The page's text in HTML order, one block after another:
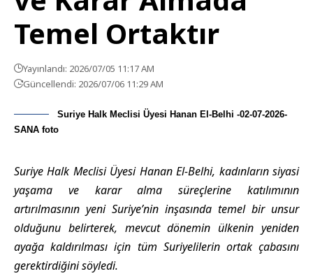
Temel Ortaktır
Yayınlandı: 2026/07/05 11:17 AM
Güncellendi: 2026/07/06 11:29 AM
Suriye Halk Meclisi Üyesi Hanan El-Belhi -02-07-2026-
SANA foto
Suriye Halk Meclisi Üyesi Hanan El-Belhi, kadınların siyasi
yaşama ve karar alma süreçlerine katılımının
artırılmasının yeni Suriye’nin inşasında temel bir unsur
olduğunu belirterek, mevcut dönemin ülkenin yeniden
ayağa kaldırılması için tüm Suriyelilerin ortak çabasını
gerektirdiğini söyledi.